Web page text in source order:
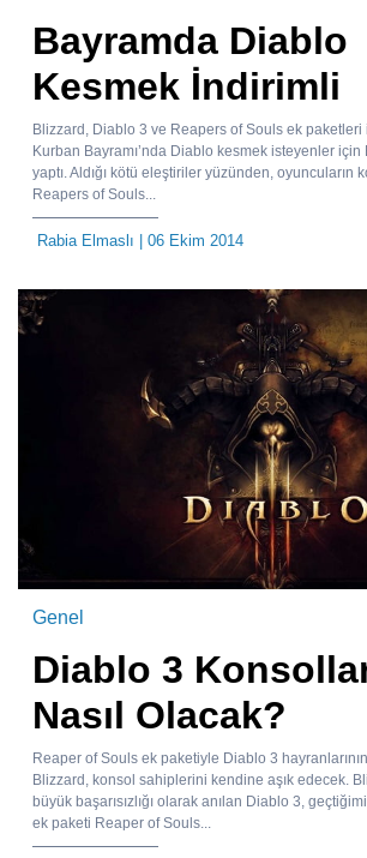
Bayramda Diablo
Kesmek İndirimli
Blizzard, Diablo 3 ve Reapers of Souls ek paketleri
Kurban Bayramı’nda Diablo kesmek isteyenler
yaptı. Aldığı kötü eleştiriler yüzünden, oyuncuların
Reapers of Souls...
Rabia Elmaslı | 06 Ekim 2014
Genel
Diablo 3
Nasıl Olacak?
Reaper of Souls ek paketiyle Diablo 3
Blizzard, konsol sahiplerini kendine aşık edecek.
büyük başarısızlığı olarak anılan Diablo 3,
ek paketi Reaper of Souls...